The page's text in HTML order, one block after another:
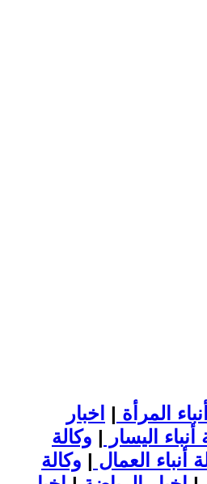
المرأة | اخبار
أنباء اليسار | وكالة
أنباء العمال | وكالة